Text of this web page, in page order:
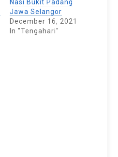
Nasi Bukit Padang
Jawa Selangor
December 16, 2021
In "Tengahari"